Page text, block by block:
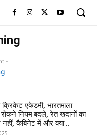
-
क्रिकेट एकेडमी, भारतमाला
नियम बदले, रेत खदानों का
कैबिनेट में और क्या...